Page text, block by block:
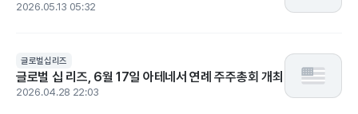
2026.05.13 05:32
글로벌십리즈
글로벌 십 리즈, 6월 17일 아테네서 연례 주주총회 개최
2026.04.28 22:03